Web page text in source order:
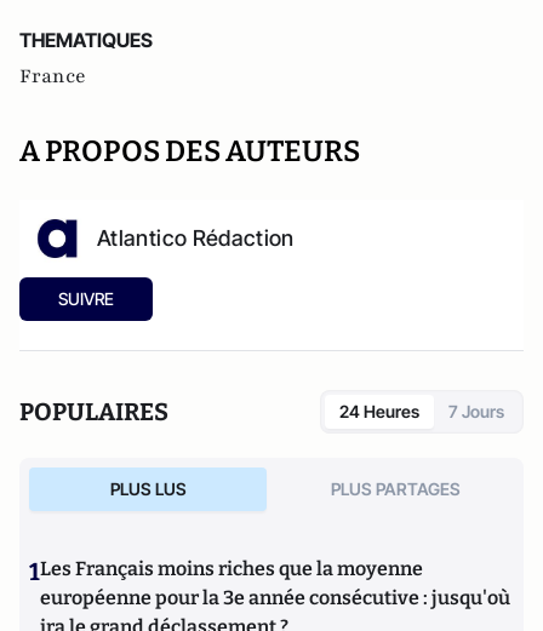
THEMATIQUES
France
A PROPOS DES AUTEURS
Atlantico Rédaction
SUIVRE
POPULAIRES 24 Heures 7 Jours
PLUS LUS PLUS PARTAGES
1Les Français moins riches que la moyenne
européenne pour la 3e année consécutive : jusqu'où